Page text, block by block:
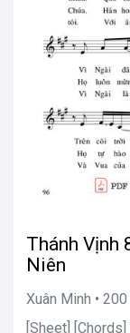
Thánh Vịnh
Niên
Xuân Minh •
[Sheet]